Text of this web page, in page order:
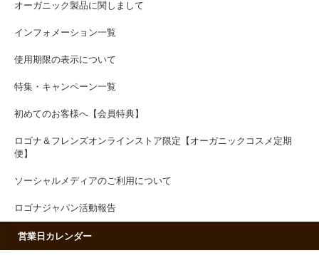
オーガニック製品に関しまして
インフォメーション一覧
使用期限の表示について
特集・キャンペーン一覧
初めてのお客様へ【会員特典】
ロゴナ＆フレンズオンラインストア限定【オーガニックコスメ定期
便】
ソーシャルメディアのご利用について
ロゴナジャパン活動報告
営業日カレンダー